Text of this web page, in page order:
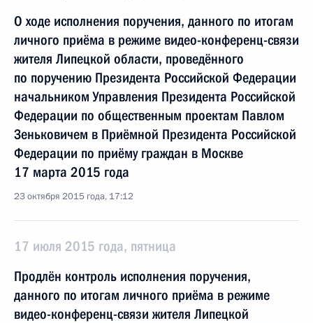
О ходе исполнения поручения, данного по итогам
личного приёма в режиме видео-конференц-связи
жителя Липецкой области, проведённого
по поручению Президента Российской Федерации
начальником Управления Президента Российской
Федерации по общественным проектам Павлом
Зеньковичем в Приёмной Президента Российской
Федерации по приёму граждан в Москве
17 марта 2015 года
23 октября 2015 года, 17:12
17 июля 2015 года, пятница
Продлён контроль исполнения поручения,
данного по итогам личного приёма в режиме
видео-конференц-связи жителя Липецкой